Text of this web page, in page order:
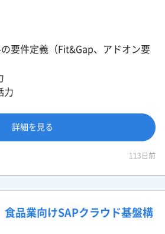
の要件定義（Fit&Gap、アドオン要
力
詳細を見る
113日前
食品業向けSAPクラウド基盤構